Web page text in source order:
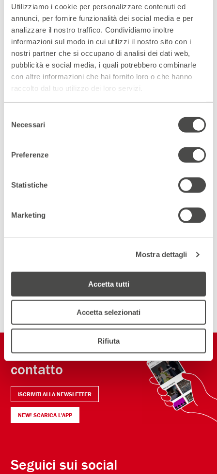
Utilizziamo i cookie per personalizzare contenuti ed
annunci, per fornire funzionalità dei social media e per
analizzare il nostro traffico. Condividiamo inoltre
informazioni sul modo in cui utilizzi il nostro sito con i
nostri partner che si occupano di analisi dei dati web,
pubblicità e social media, i quali potrebbero combinarle
con altre informazioni che hai fornito loro o che hanno
raccolto dal tuo utilizzo dei loro servizi.
delNecessari
Preferenze
Statistiche
Marketing
Mostra dettagli
Accetta tutti
Accetta selezionati
Rifiuta
Piero Maccarinelli.
Massimo Ghini si supera […] e sviluppa a pieno e
intensamente la personalità del giovane Veltroni, entrando
in profondità nei sentimenti, lavorando sull’intimità di
uomo […]
Francesco Bonomo impersona un padre poco coinvolto
nell’emotività del figlio, quasi fosse un grillo parlante che
Bellissima la frase conclusiva “essere per te senza poter
Maurizio Porro intervista
ACCEDI AL VIRTUAL TOUR
ISCRIVITI ALLA NEWSLETTER
Restiamo in
contatto
ISCRIVITI ALLA NEWSLETTER
NEW! SCARICA L'APP
Seguici sui social